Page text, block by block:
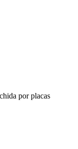
por placas